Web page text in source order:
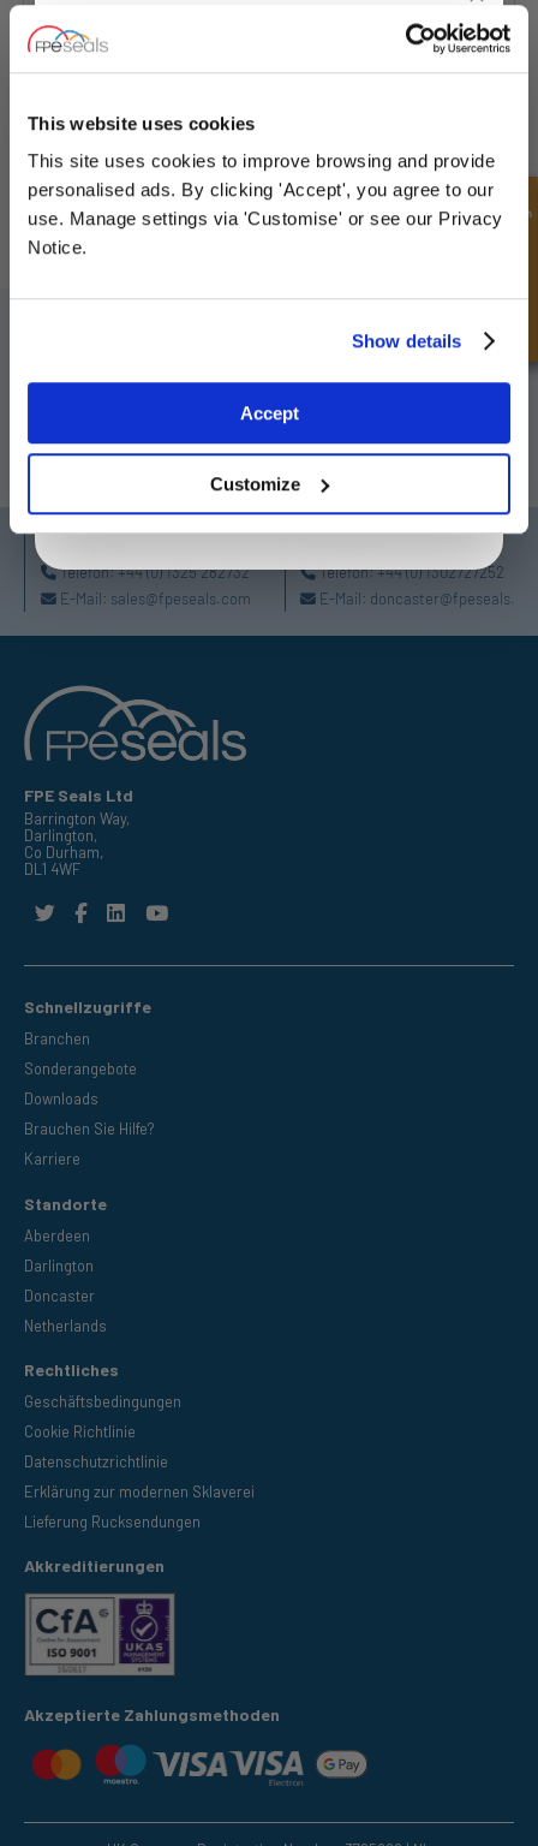
This website uses cookies
This site uses cookies to improve browsing and provide
personalised ads. By clicking 'Accept', you agree to our
use. Manage settings via 'Customise' or see our Privacy
Notice.
Show details
Accept
Customize
MOUVEX® Pumpendichtung - MVX-C-CA
Informationen über unsere neuesten Sonderangebote und Produkte zu
SUBSCRIBE
Telefon:+44 (0) 1325 282732
E-Mail: sales@fpeseals.com
Telefon:+44 (0) 1302727252
E-Mail:
FPE Seals Ltd
Barrington Way,
Darlington,
Co Durham,
DL1 4WF
Schnellzugriffe
Branchen
Sonderangebote
Downloads
Brauchen Sie Hilfe?
Karriere
Standorte
Aberdeen
Darlington
Doncaster
Netherlands
Rechtliches
Geschäftsbedingungen
Cookie Richtlinie
Datenschutzrichtlinie
Erklärung zur modernen Sklaverei
Lieferung Rucksendungen
Akkreditierungen
Akzeptierte Zahlungsmethoden
Schnellanfrage
UNLOCK10% OFF
YOURFIRST ORDER
Sign up for special offers and exclusive
deals
privacy policy.